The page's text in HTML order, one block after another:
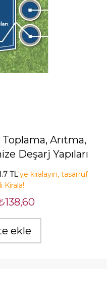
Arıtma,
Deşarj Yapıları
TL'ye kiralayın, tasarruf
Kirala!
ekle